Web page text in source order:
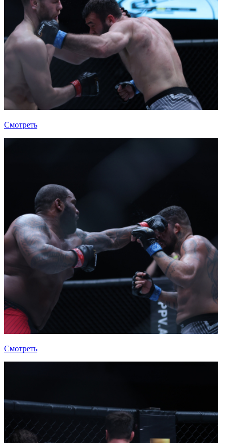
Смотреть
Смотреть